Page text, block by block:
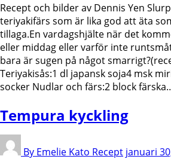
Recept och bilder av Dennis Yen
teriyakifärs som är lika god att äta
tillaga.En vardagshjälte när det
eller middag eller varför inte
bara är sugen på något
Teriyakisås:1 dl japansk soja4 msk
socker Nudlar och färs:2 block
Tempura kyckling
By Emelie Kato Recept januari